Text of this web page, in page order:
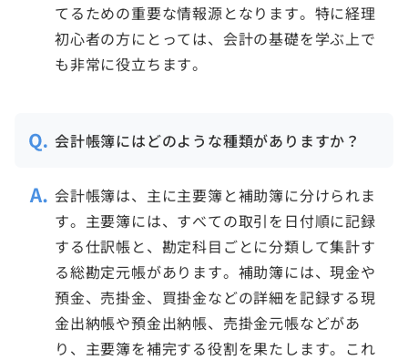
てるための重要な情報源となります。特に経理
初心者の方にとっては、会計の基礎を学ぶ上で
も非常に役立ちます。
会計帳簿にはどのような種類がありますか？
会計帳簿は、主に主要簿と補助簿に分けられま
す。主要簿には、すべての取引を日付順に記録
する仕訳帳と、勘定科目ごとに分類して集計す
る総勘定元帳があります。補助簿には、現金や
預金、売掛金、買掛金などの詳細を記録する現
金出納帳や預金出納帳、売掛金元帳などがあ
り、主要簿を補完する役割を果たします。これ